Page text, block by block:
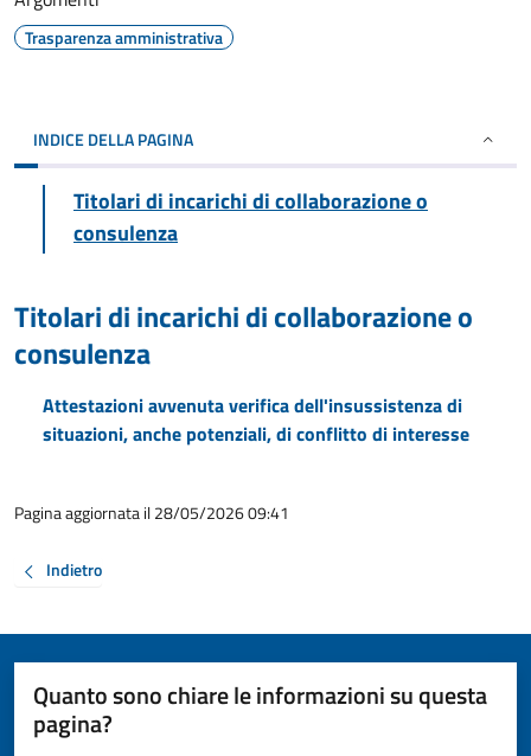
Trasparenza amministrativa
INDICE DELLA PAGINA
Titolari di incarichi di collaborazione o
consulenza
Titolari di incarichi di collaborazione o
consulenza
Attestazioni avvenuta verifica dell'insussistenza di
situazioni, anche potenziali, di conflitto di interesse
Pagina aggiornata il 28/05/2026 09:41
Indietro
Quanto sono chiare le informazioni su questa
pagina?